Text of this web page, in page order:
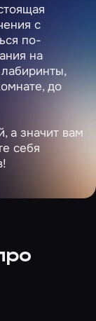
с
по-
на
до
а значит вам
себя